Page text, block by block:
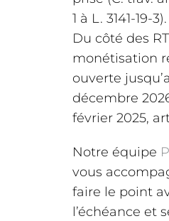
1 à L. 3141-19-3).
Du côté des
monétisation
ouverte
décembre
février 2025,
Notre équipe
vous
faire le point
l’échéance et